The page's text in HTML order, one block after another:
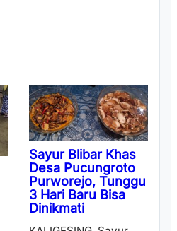
Sayur Blibar Khas
Desa Pucungroto
Purworejo, Tunggu
3 Hari Baru Bisa
Dinikmati